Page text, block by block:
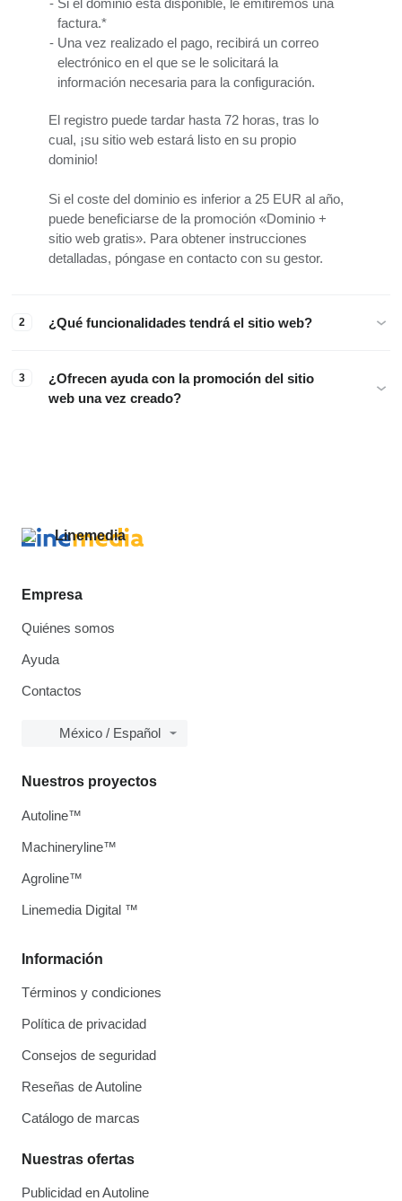
Si el dominio está disponible, le emitiremos una
factura.*
Una vez realizado el pago, recibirá un correo
electrónico en el que se le solicitará la
información necesaria para la configuración.
El registro puede tardar hasta 72 horas, tras lo
cual, ¡su sitio web estará listo en su propio
dominio!
Si el coste del dominio es inferior a 25 EUR al año,
puede beneficiarse de la promoción «Dominio +
sitio web gratis». Para obtener instrucciones
detalladas, póngase en contacto con su gestor.
2 ¿Qué funcionalidades tendrá el sitio web?
3
¿Ofrecen ayuda con la promoción del sitio
web una vez creado?
Empresa
Quiénes somos
Ayuda
Contactos
México / Español
Información
Términos y condiciones
Política de privacidad
Consejos de seguridad
Reseñas de Autoline
Catálogo de marcas
Nuestras ofertas
Publicidad en Autoline
Nuestros proyectos
Autoline™
Machineryline™
Agroline™
Linemedia Digital ™